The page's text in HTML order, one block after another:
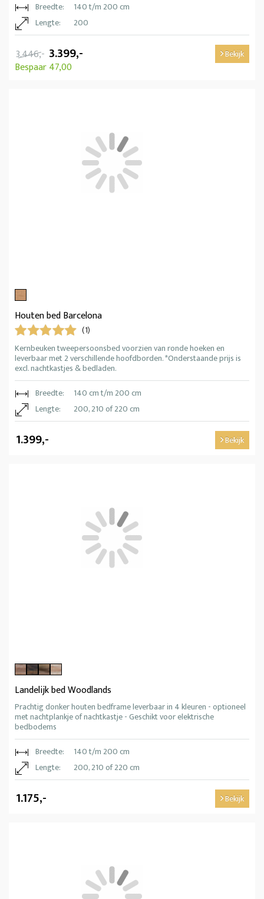
Breedte:
140 t/m 200 cm
Lengte:
200
3.446,- 3.399,-
Bespaar 47,00
Bekijk
Houten bed Barcelona
(1)
Kernbeuken tweepersoonsbed voorzien van ronde hoeken en
leverbaar met 2 verschillende hoofdborden. *Onderstaande prijs is
excl. nachtkastjes & bedladen.
Breedte:
140 cm t/m 200 cm
Lengte:
200, 210 of 220 cm
1.399,- Bekijk
Landelijk bed Woodlands
Prachtig donker houten bedframe leverbaar in 4 kleuren - optioneel
met nachtplankje of nachtkastje - Geschikt voor elektrische
bedbodems
Breedte:
140 t/m 200 cm
Lengte:
200, 210 of 220 cm
1.175,- Bekijk